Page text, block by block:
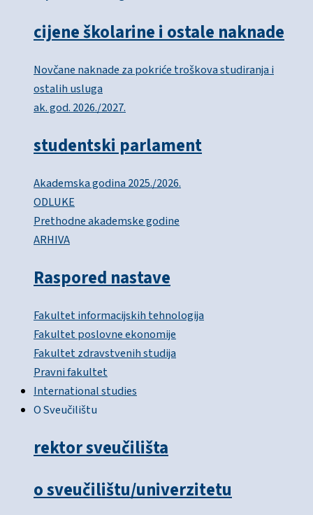
cijene školarine i ostale naknade
Novčane naknade za pokriće troškova studiranja i
ostalih usluga
ak. god. 2026./2027.
studentski parlament
Akademska godina 2025./2026.
ODLUKE
Prethodne akademske godine
ARHIVA
Raspored nastave
Fakultet informacijskih tehnologija
Fakultet poslovne ekonomije
Fakultet zdravstvenih studija
Pravni fakultet
International studies
O Sveučilištu
rektor sveučilišta
o sveučilištu/univerzitetu